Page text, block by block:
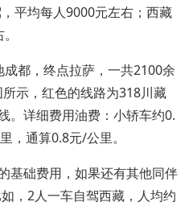
平均每人9000元左右；西藏
都，终点拉萨，一共2100余
示，红色的线路为318川藏
。详细费用油费：小轿车约0.
，通算0.8元/公里。
基础费用，如果还有其他同伴
，2人一车自驾西藏，人均约